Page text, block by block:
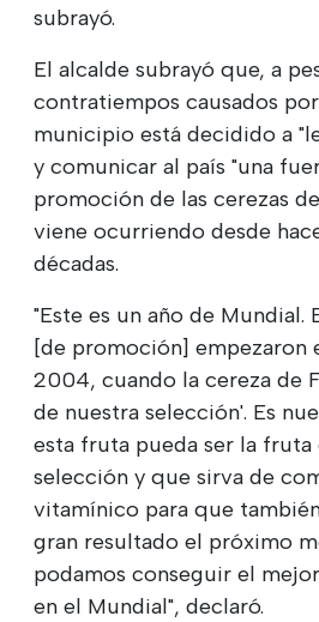
subrayó.
El alcalde subrayó que, a
contratiempos causados
municipio está decidido a
y comunicar al país "una
promoción de las cerezas
viene ocurriendo desde
décadas.
"Este es un año de Mundial.
[de promoción] empezaron
2004, cuando la cereza de
de nuestra selección'. Es
esta fruta pueda ser la fruta
selección y que sirva de
vitamínico para que
gran resultado el próximo
podamos conseguir el
en el Mundial", declaró.